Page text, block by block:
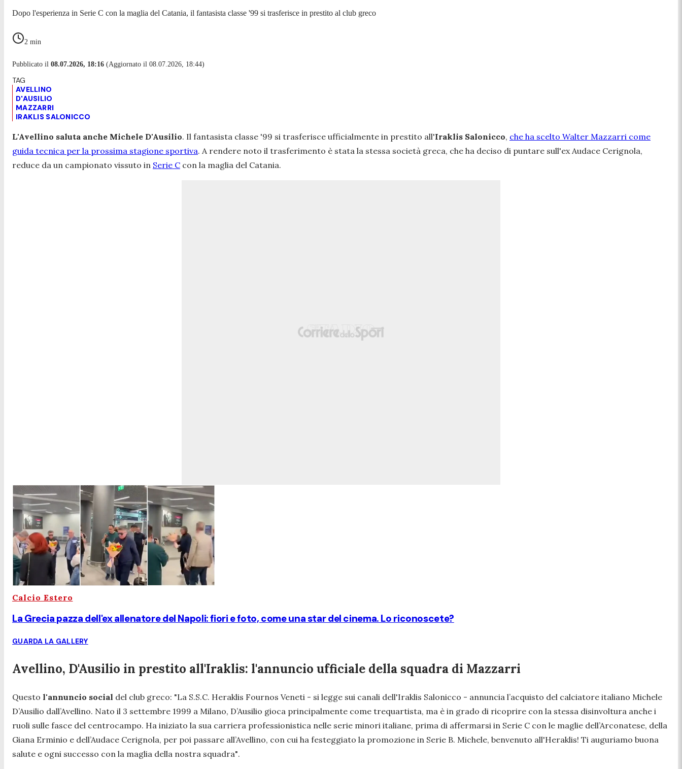
Dopo l'esperienza in Serie C con la maglia del Catania, il fantasista classe '99 si trasferisce in prestito al club greco
2 min
Pubblicato il 08.07.2026, 18:16 (Aggiornato il 08.07.2026, 18:44)
AVELLINO
D'AUSILIO
MAZZARRI
IRAKLIS SALONICCO
L'Avellino saluta anche Michele D'Ausilio. Il fantasista classe '99 si trasferisce ufficialmente in prestito all'Iraklis Salonicco, che ha scelto Walter Mazzarri come
guida tecnica per la prossima stagione sportiva. A rendere noto il trasferimento è stata la stessa società greca, che ha deciso di puntare sull'ex Audace Cerignola,
reduce da un campionato vissuto in Serie C con la maglia del Catania.
Calcio Estero
La Grecia pazza dell'ex allenatore del Napoli: fiori e foto, come una star del cinema. Lo riconoscete?
GUARDA LA GALLERY
Avellino, D'Ausilio in prestito all'Iraklis: l'annuncio ufficiale della squadra di Mazzarri
Questo l'annuncio social del club greco: "La S.S.C. Heraklis Fournos Veneti - si legge sui canali dell'Iraklis Salonicco - annuncia l’acquisto del calciatore italiano Michele
D’Ausilio dall’Avellino. Nato il 3 settembre 1999 a Milano, D’Ausilio gioca principalmente come trequartista, ma è in grado di ricoprire con la stessa disinvoltura anche i
ruoli sulle fasce del centrocampo. Ha iniziato la sua carriera professionistica nelle serie minori italiane, prima di affermarsi in Serie C con le maglie dell’Arconatese, della
Giana Erminio e dell’Audace Cerignola, per poi passare all’Avellino, con cui ha festeggiato la promozione in Serie B. Michele, benvenuto all'Heraklis! Ti auguriamo buona
salute e ogni successo con la maglia della nostra squadra".